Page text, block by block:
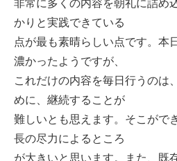
かりと実践できている
点が最も素晴らしい点です。本
濃かったようですが、
これだけの内容を毎日行うのは
めに、継続することが
難しいとも思えます。そこがで
長の尽力によるところ
が大きいと思います。また、既